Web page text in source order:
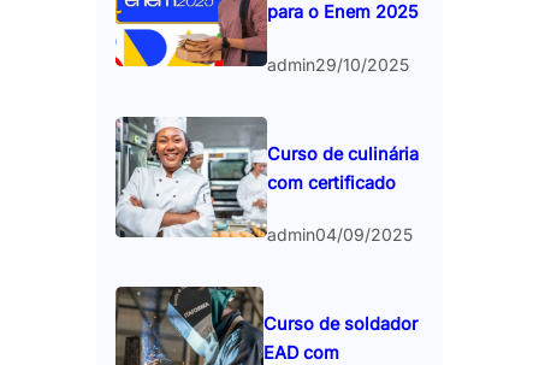
para o Enem 2025
admin29/10/2025
Curso de culinária
com certificado
admin04/09/2025
Curso de soldador
EAD com